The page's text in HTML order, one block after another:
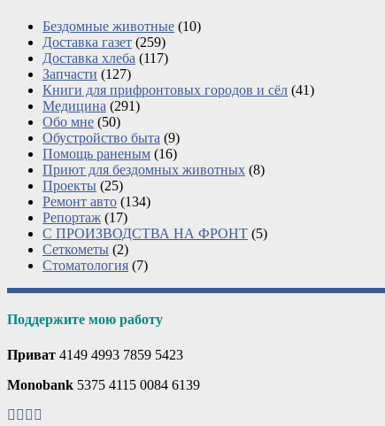
Бездомные животные (10)
Доставка газет (259)
Доставка хлеба (117)
Запчасти (127)
Книги для прифронтовых городов и сёл (41)
Медицина (291)
Обо мне (50)
Обустройство быта (9)
Помощь раненым (16)
Приют для бездомных животных (8)
Проекты (25)
Ремонт авто (134)
Репортаж (17)
С ПРОИЗВОДСТВА НА ФРОНТ (5)
Сеткометы (2)
Стоматология (7)
Поддержите мою работу
Приват 4149 4993 7859 5423
Monobank 5375 4115 0084 6139